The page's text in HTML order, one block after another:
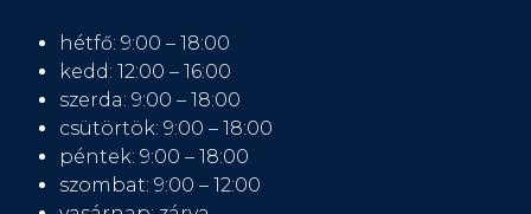
hétfő: 9:00 – 18:00
kedd: 12:00 – 16:00
szerda: 9:00 – 18:00
csütörtök: 9:00 – 18:00
péntek: 9:00 – 18:00
szombat: 9:00 – 12:00